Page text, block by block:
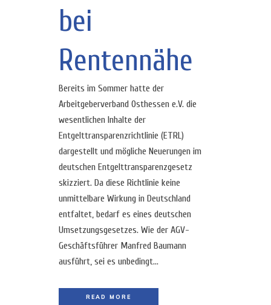
bei
Rentennähe
Bereits im Sommer hatte der
Arbeitgeberverband Osthessen e.V. die
wesentlichen Inhalte der
Entgelttransparenzrichtlinie (ETRL)
dargestellt und mögliche Neuerungen im
deutschen Entgelttransparenzgesetz
skizziert. Da diese Richtlinie keine
unmittelbare Wirkung in Deutschland
entfaltet, bedarf es eines deutschen
Umsetzungsgesetzes. Wie der AGV-
Geschäftsführer Manfred Baumann
ausführt, sei es unbedingt...
READ MORE